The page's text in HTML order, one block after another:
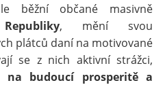
běžní občané masivně
, mění svou
plátců daní na motivované
se z nich aktivní strážci,
na budoucí prosperitě a